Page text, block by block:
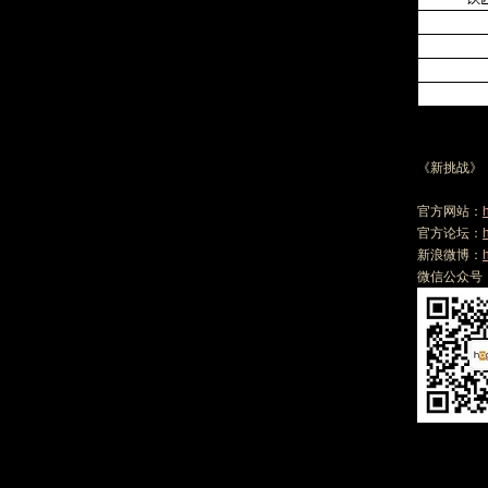
《新挑战
官方网站：
官方论坛：
新浪微博：
微信公众号